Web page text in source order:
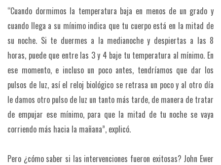
“Cuando dormimos la temperatura baja en menos de un grado y
cuando llega a su mínimo indica que tu cuerpo está en la mitad de
su noche. Si te duermes a la medianoche y despiertas a las 8
horas, puede que entre las 3 y 4 baje tu temperatura al mínimo. En
ese momento, e incluso un poco antes, tendríamos que dar los
pulsos de luz, así el reloj biológico se retrasa un poco y al otro día
le damos otro pulso de luz un tanto más tarde, de manera de tratar
de empujar ese mínimo, para que la mitad de tu noche se vaya
corriendo más hacia la mañana”, explicó.
Pero ¿cómo saber si las intervenciones fueron exitosas? John Ewer